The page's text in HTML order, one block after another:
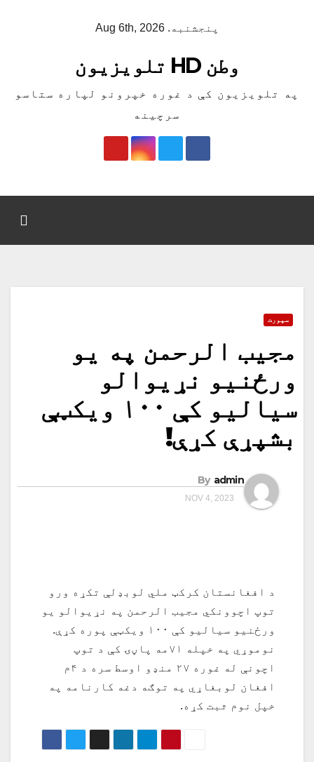
پنجشنبه. Aug 6th, 2026
وطن HD تلویزیون
په تلویزیون کې د غوره خپرونو لپاره ستاسو
سرچینه
سپورت
مجیب الرحمن په یو
ورځنیو نړیوالو
سیالیو کې ۱۰۰ ویکټې
بشپړې کړې!
By admin
NOV 4, 2023
د افغانستان کرکټ ملي لوبډلې تکړه ورو
توپ اچوونکي مجیب الرحمن په نړیوالو یو
ورځنیو سیالیو کې ۱۰۰ ویکټې پوره کړې.
نوموړي په خپله ۷۱مه پاڼۍ کې د توپ
اچونې له غوره ۲۷ منډو اوسط سره د ۴م
افغان لوبغاړي په توګه دغه کارنامه په
خپل نوم ثبت کړه.